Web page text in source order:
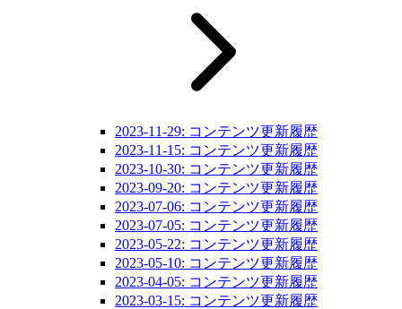
2023-11-29: コンテンツ更新履歴
2023-11-15: コンテンツ更新履歴
2023-10-30: コンテンツ更新履歴
2023-09-20: コンテンツ更新履歴
2023-07-06: コンテンツ更新履歴
2023-07-05: コンテンツ更新履歴
2023-05-22: コンテンツ更新履歴
2023-05-10: コンテンツ更新履歴
2023-04-05: コンテンツ更新履歴
2023-03-15: コンテンツ更新履歴